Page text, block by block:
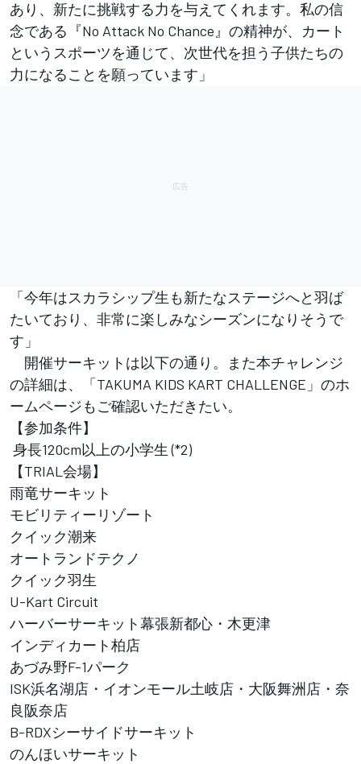
あり、新たに挑戦する力を与えてくれます。私の信
念である『No Attack No Chance』の精神が、カート
というスポーツを通じて、次世代を担う子供たちの
力になることを願っています」
「今年はスカラシップ生も新たなステージへと羽ば
たいており、非常に楽しみなシーズンになりそうで
す」
開催サーキットは以下の通り。また本チャレンジ
の詳細は、「TAKUMA KIDS KART CHALLENGE」のホ
ームページもご確認いただきたい。
【参加条件】
身長120cm以上の小学生 (*2)
【TRIAL会場】
雨竜サーキット
モビリティーリゾート
クイック潮来
オートランドテクノ
クイック羽生
U-Kart Circuit
ハーバーサーキット幕張新都心・木更津
インディカート柏店
あづみ野F-1パーク
ISK浜名湖店・イオンモール土岐店・大阪舞洲店・奈
良阪奈店
B-RDXシーサイドサーキット
のんほいサーキット